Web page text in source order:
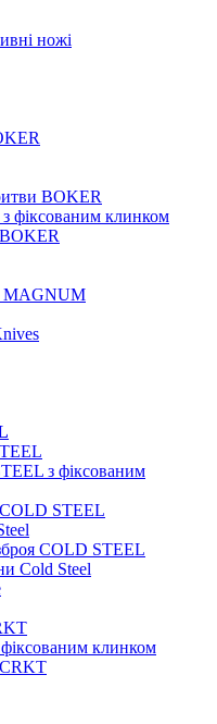
ножі
BOKER
фіксованим клинком
MAGNUM
з фіксованим
STEEL
COLD STEEL
Cold Steel
клинком